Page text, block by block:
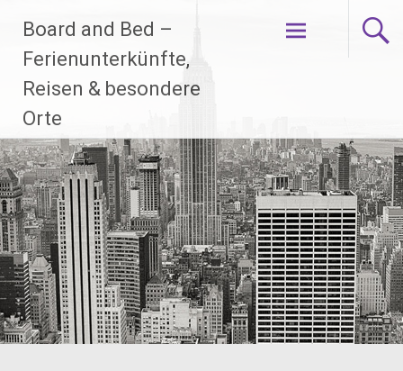
Inhalt
springen
Board and Bed –
Ferienunterkünfte,
Reisen & besondere
Orte